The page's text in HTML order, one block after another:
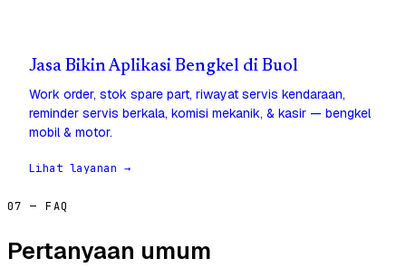
Jasa Bikin Aplikasi Bengkel di Buol
Work order, stok spare part, riwayat servis kendaraan,
reminder servis berkala, komisi mekanik, & kasir — bengkel
mobil & motor.
Lihat layanan →
07 — FAQ
Pertanyaan umum